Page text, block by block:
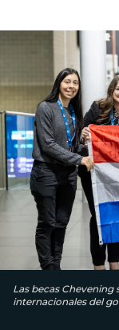
Las becas Chevening
internacionales del